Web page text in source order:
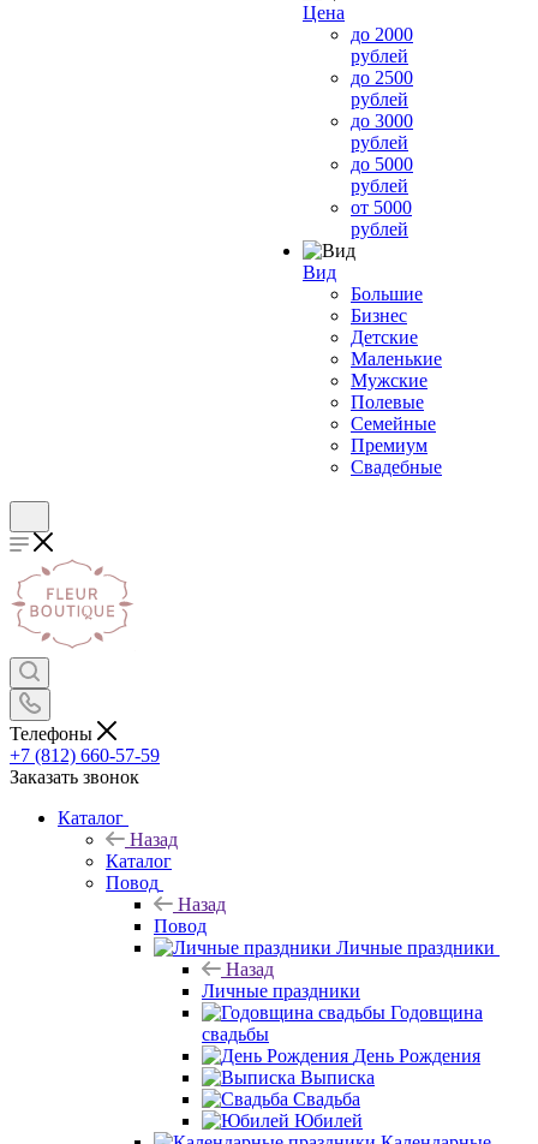
Цена
до 2000
рублей
до 2500
рублей
до 3000
рублей
до 5000
рублей
от 5000
рублей
Вид
Большие
Бизнес
Детские
Маленькие
Мужские
Полевые
Семейные
Премиум
Свадебные
Телефоны
+7 (812) 660-57-59
Заказать звонок
Каталог
Назад
Каталог
Повод
Назад
Повод
Личные праздники
Назад
Личные праздники
Годовщина
свадьбы
День Рождения
Выписка
Свадьба
Юбилей